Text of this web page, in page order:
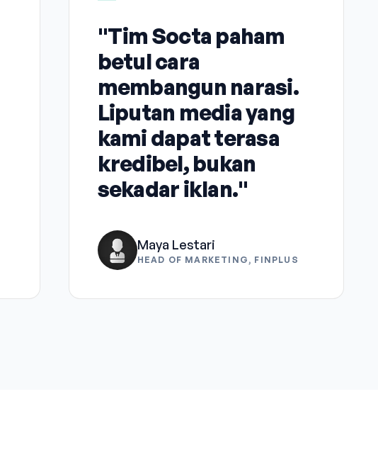
"Tim Socta paham
betul cara
membangun narasi.
Liputan media yang
kami dapat terasa
kredibel, bukan
sekadar iklan."
Maya Lestari
HEAD OF MARKETING, FINPLUS